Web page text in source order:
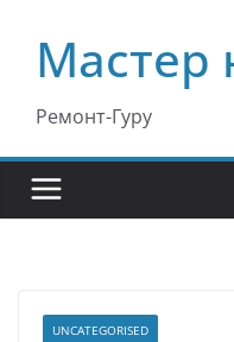
содержимому
Мастер
Ремонт-Гуру
UNCATEGORISED